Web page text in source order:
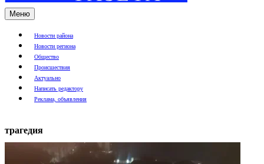
Меню
Новости района
Новости региона
Общество
Происшествия
Актуально
Написать редактору
Реклама, объявления
трагедия